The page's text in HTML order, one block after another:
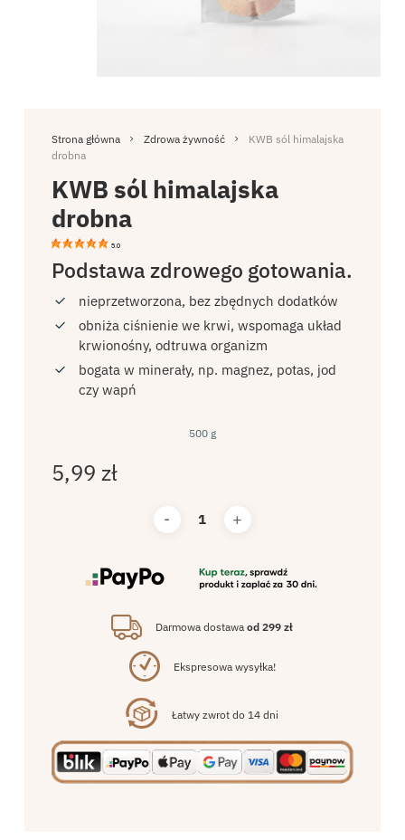
Strona główna Zdrowa żywność
KWB sól himalajska
drobna
KWB sól himalajska
drobna
5.0
Podstawa zdrowego gotowania.
nieprzetworzona, bez zbędnych dodatków
obniża ciśnienie we krwi, wspomaga układ
krwionośny, odtruwa organizm
bogata w minerały, np. magnez, potas, jod
czy wapń
500 g
5,99 zł
Darmowa dostawaod 299 zł
Ekspresowa wysyłka!
Łatwy zwrot do 14 dni